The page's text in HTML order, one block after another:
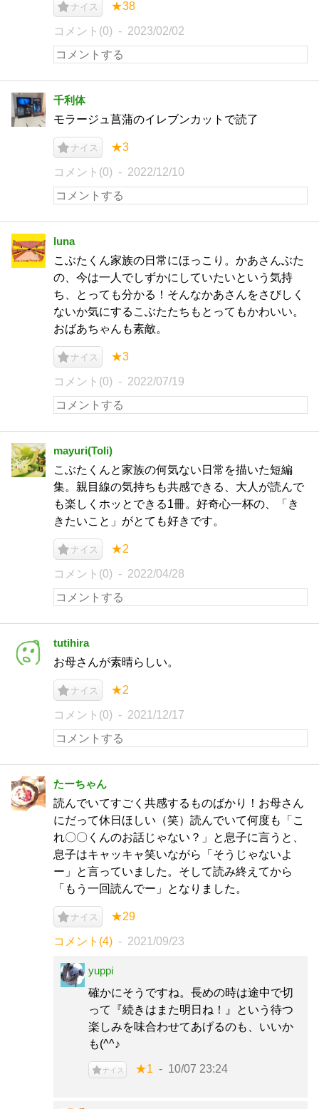
ナイス ★38
コメント(0) 2023/02/02
千利体
モラージュ菖蒲のイレブンカットで読了
ナイス ★3
コメント(0) 2022/12/10
luna
こぶたくん家族の日常にほっこり。かあさんぶた
の、今は一人でしずかにしていたいという気持
ち、とっても分かる！そんなかあさんをさびしく
ないか気にするこぶたたちもとってもかわいい。
おばあちゃんも素敵。
ナイス ★3
コメント(0) 2022/07/19
mayuri(Toli)
こぶたくんと家族の何気ない日常を描いた短編
集。親目線の気持ちも共感できる、大人が読んで
も楽しくホッとできる1冊。好奇心一杯の、「き
きたいこと」がとても好きです。
ナイス ★2
コメント(0) 2022/04/28
tutihira
お母さんが素晴らしい。
ナイス ★2
コメント(0) 2021/12/17
たーちゃん
読んでいてすごく共感するものばかり！お母さん
にだって休日ほしい（笑）読んでいて何度も「こ
れ〇〇くんのお話じゃない？」と息子に言うと、
息子はキャッキャ笑いながら「そうじゃないよ
ー」と言っていました。そして読み終えてから
「もう一回読んでー」となりました。
ナイス ★29
コメント(4) 2021/09/23
yuppi
確かにそうですね。長めの時は途中で切
って『続きはまた明日ね！』という待つ
楽しみを味合わせてあげるのも、いいか
も(^^♪
ナイス ★1 10/07 23:24